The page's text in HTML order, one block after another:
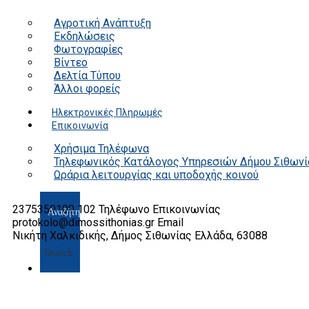
Αγροτική Ανάπτυξη
Εκδηλώσεις
Φωτογραφίες
Βίντεο
Δελτία Τύπου
Άλλοι φορείς
Ηλεκτρονικές Πληρωμές
Επικοινωνία
Χρήσιμα Τηλέφωνα
Τηλεφωνικός Κατάλογος Υπηρεσιών Δήμου
Ωράρια λειτουργίας και υποδοχής κοινού
Search
2375350100 102 Τηλέφωνο Επικοινωνίας
protokolo@dimossithonias.gr Email
Νικήτη Χαλκιδικής, Δήμος Σιθωνίας Ελλάδα, 63088